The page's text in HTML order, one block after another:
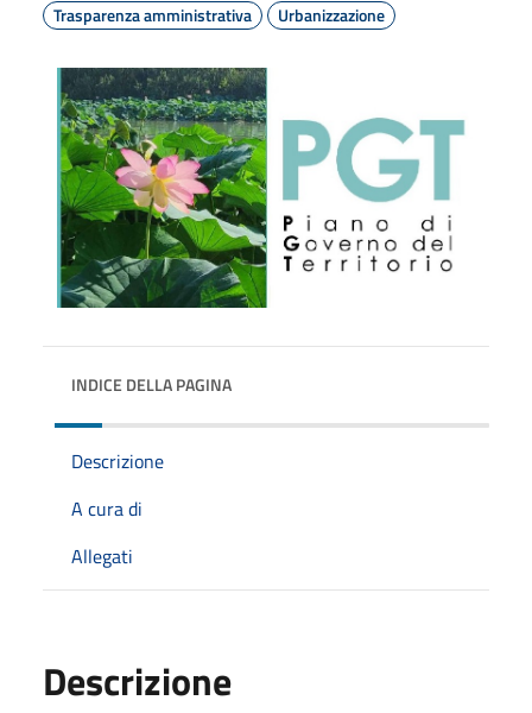
Trasparenza amministrativa
Urbanizzazione
INDICE DELLA PAGINA
Descrizione
A cura di
Allegati
Descrizione